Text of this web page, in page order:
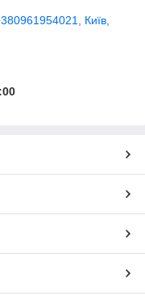
Київ,